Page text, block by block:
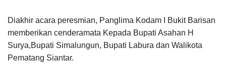
Diakhir acara peresmian, Panglima Kodam I Bukit Barisan
memberikan cenderamata Kepada Bupati Asahan H
Surya,Bupati Simalungun, Bupati Labura dan Walikota
Pematang Siantar.